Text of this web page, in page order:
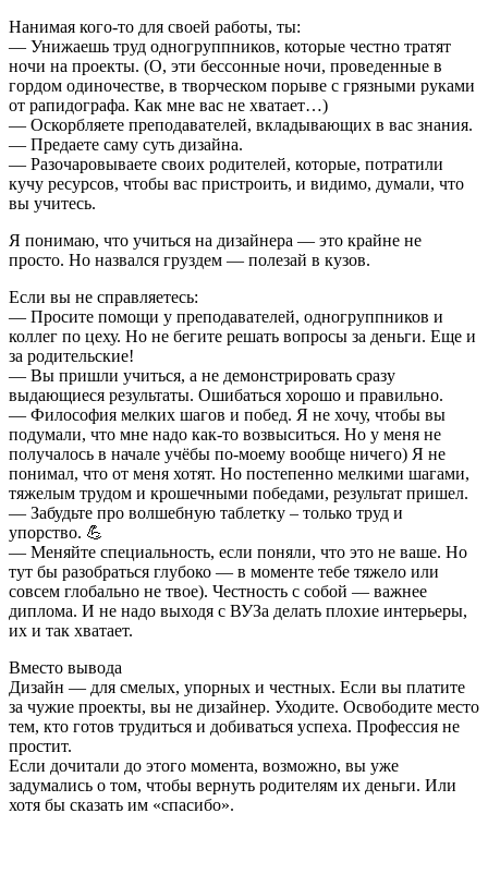
Нанимая кого-то для своей работы, ты:
— Унижаешь труд одногруппников, которые честно тратят
ночи на проекты. (О, эти бессонные ночи, проведенные в
гордом одиночестве, в творческом порыве с грязными руками
от рапидографа. Как мне вас не хватает…)
— Оскорбляете преподавателей, вкладывающих в вас знания.
— Предаете саму суть дизайна.
— Разочаровываете своих родителей, которые, потратили
кучу ресурсов, чтобы вас пристроить, и видимо, думали, что
вы учитесь.
Я понимаю, что учиться на дизайнера — это крайне не
просто. Но назвался груздем — полезай в кузов.
Если вы не справляетесь:
— Просите помощи у преподавателей, одногруппников и
коллег по цеху. Но не бегите решать вопросы за деньги. Еще и
за родительские!
— Вы пришли учиться, а не демонстрировать сразу
выдающиеся результаты. Ошибаться хорошо и правильно.
— Философия мелких шагов и побед. Я не хочу, чтобы вы
подумали, что мне надо как-то возвыситься. Но у меня не
получалось в начале учёбы по-моему вообще ничего) Я не
понимал, что от меня хотят. Но постепенно мелкими шагами,
тяжелым трудом и крошечными победами, результат пришел.
— Забудьте про волшебную таблетку – только труд и
упорство. 💪
— Меняйте специальность, если поняли, что это не ваше. Но
тут бы разобраться глубоко — в моменте тебе тяжело или
совсем глобально не твое). Честность с собой — важнее
диплома. И не надо выходя с ВУЗа делать плохие интерьеры,
их и так хватает.
Вместо вывода
Дизайн — для смелых, упорных и честных. Если вы платите
за чужие проекты, вы не дизайнер. Уходите. Освободите место
тем, кто готов трудиться и добиваться успеха. Профессия не
простит.
Если дочитали до этого момента, возможно, вы уже
задумались о том, чтобы вернуть родителям их деньги. Или
хотя бы сказать им «спасибо».